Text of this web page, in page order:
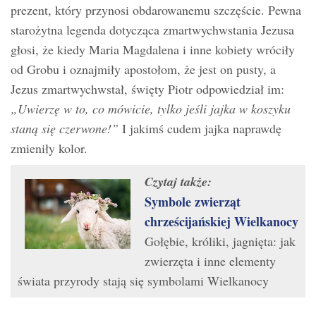
prezent, który przynosi obdarowanemu szczęście. Pewna
starożytna legenda dotycząca zmartwychwstania Jezusa
głosi, że kiedy Maria Magdalena i inne kobiety wróciły
od Grobu i oznajmiły apostołom, że jest on pusty, a
Jezus zmartwychwstał, święty Piotr odpowiedział im:
„Uwierzę w to, co mówicie, tylko jeśli jajka w koszyku
staną się czerwone!” I jakimś cudem jajka naprawdę
zmieniły kolor.
Czytaj także:
Symbole zwierząt
chrześcijańskiej Wielkanocy
Gołębie, króliki, jagnięta: jak
zwierzęta i inne elementy
świata przyrody stają się symbolami Wielkanocy